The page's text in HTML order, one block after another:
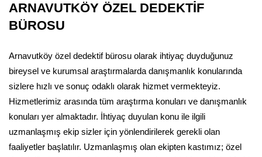
ARNAVUTKÖY ÖZEL DEDEKTİF
BÜROSU
Arnavutköy özel dedektif bürosu olarak ihtiyaç duyduğunuz
bireysel ve kurumsal araştırmalarda danışmanlık konularında
sizlere hızlı ve sonuç odaklı olarak hizmet vermekteyiz.
Hizmetlerimiz arasında tüm araştırma konuları ve danışmanlık
konuları yer almaktadır. İhtiyaç duyulan konu ile ilgili
uzmanlaşmış ekip sizler için yönlendirilerek gerekli olan
faaliyetler başlatılır. Uzmanlaşmış olan ekipten kastımız; özel